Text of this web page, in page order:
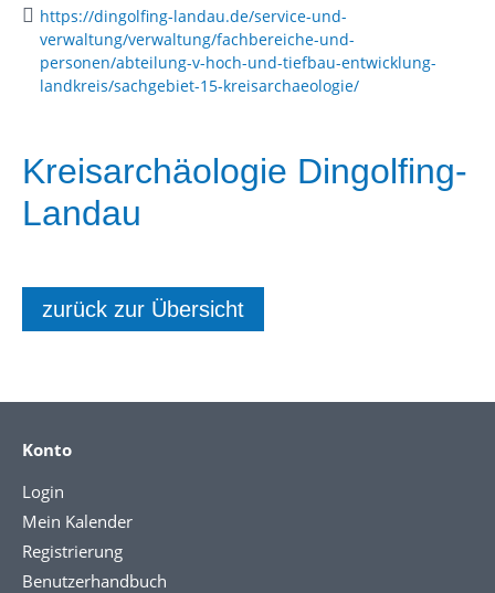
https://dingolfing-landau.de/service-und-
verwaltung/verwaltung/fachbereiche-und-
personen/abteilung-v-hoch-und-tiefbau-entwicklung-
landkreis/sachgebiet-15-kreisarchaeologie/
Kreisarchäologie Dingolfing-
Landau
zurück zur Übersicht
Konto
Login
Mein Kalender
Registrierung
Benutzerhandbuch